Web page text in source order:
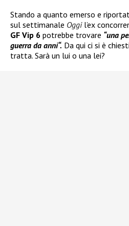
Stando a quanto emerso e
sul settimanale Oggil’ex
GF Vip 6 potrebbe trovare “una
guerra da anni“. Da qui ci si è
tratta. Sarà un lui o una lei?